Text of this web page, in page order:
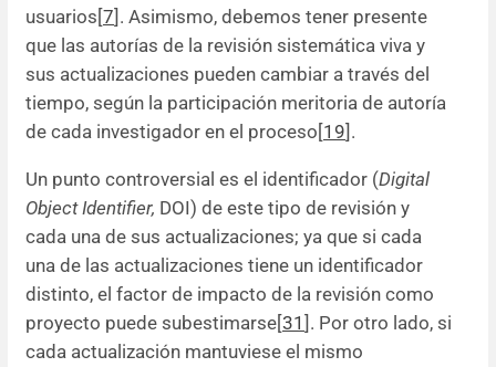
usuarios[7]. Asimismo, debemos tener presente
que las autorías de la revisión sistemática viva y
sus actualizaciones pueden cambiar a través del
tiempo, según la participación meritoria de autoría
de cada investigador en el proceso[19].
Un punto controversial es el identificador (Digital
Object Identifier, DOI) de este tipo de revisión y
cada una de sus actualizaciones; ya que si cada
una de las actualizaciones tiene un identificador
distinto, el factor de impacto de la revisión como
proyecto puede subestimarse[31 ]. Por otro lado, si
cada actualización mantuviese el mismo